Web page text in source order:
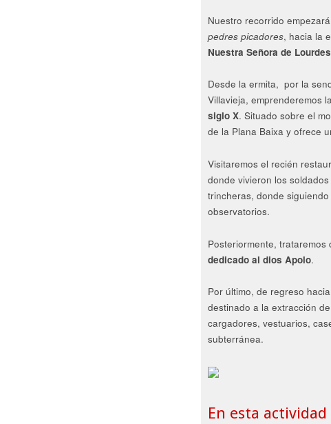
Nuestro recorrido
pedres picadores, hacia la
Nuestra Señora de Lourdes
Desde la ermita, por la
Villavieja, emprenderemos
siglo X. Situado sobre el
de la Plana Baixa y ofrece
Visitaremos el recién
donde vivieron los
trincheras, donde
observatorios.
Posteriormente,
dedicado al dios Apolo.
Por último, de regreso
destinado a la extracción
cargadores, vestuarios,
subterránea.
En esta